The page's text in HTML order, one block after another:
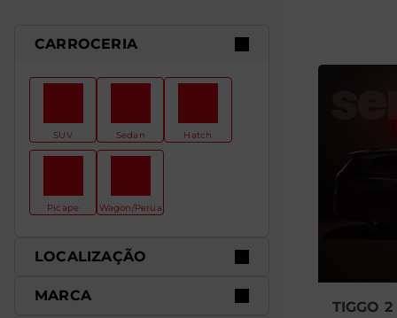
CARROCERIA
SUV Sedan Hatch
Picape Wagon/Perua
LOCALIZAÇÃO
MARCA
TIGGO 2